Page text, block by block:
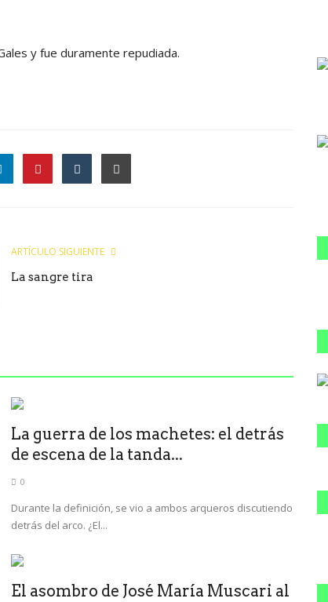
y fue duramente repudiada.
ARTÍCULO SIGUIENTE
La sangre tira
La guerra de los machetes: el detrás
de escena de la tanda...
0
Durante la definición, se vio a ambos arqueros discutiendo
detrás del arco. ¿El...
El asombro de José María Muscari al